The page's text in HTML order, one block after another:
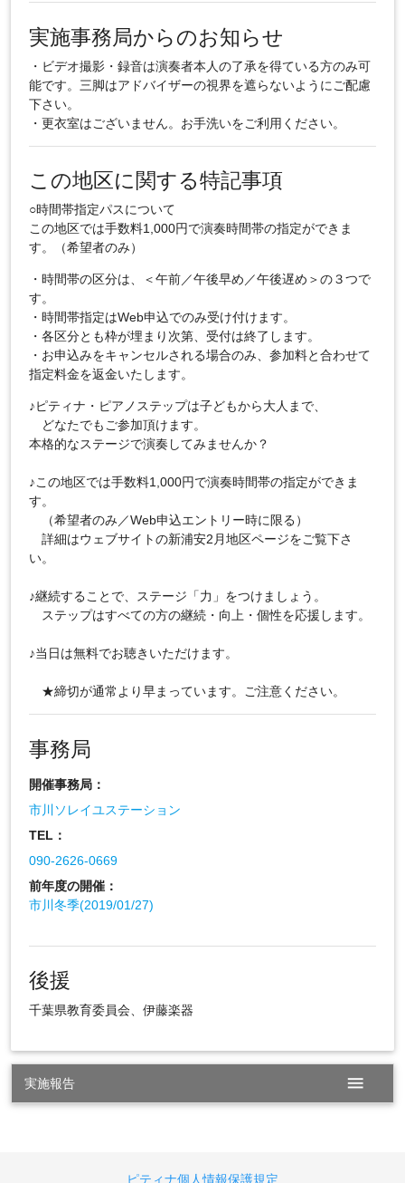
実施事務局からのお知らせ
・ビデオ撮影・録音は演奏者本人の了承を得ている方のみ可
能です。三脚はアドバイザーの視界を遮らないようにご配慮
下さい。
・更衣室はございません。お手洗いをご利用ください。
この地区に関する特記事項
○時間帯指定パスについて
この地区では手数料1,000円で演奏時間帯の指定ができま
す。（希望者のみ）
・時間帯の区分は、＜午前／午後早め／午後遅め＞の３つで
す。
・時間帯指定はWeb申込でのみ受け付けます。
・各区分とも枠が埋まり次第、受付は終了します。
・お申込みをキャンセルされる場合のみ、参加料と合わせて
指定料金を返金いたします。
♪ピティナ・ピアノステップは子どもから大人まで、
どなたでもご参加頂けます。
本格的なステージで演奏してみませんか？
♪この地区では手数料1,000円で演奏時間帯の指定ができま
す。
（希望者のみ／Web申込エントリー時に限る）
詳細はウェブサイトの新浦安2月地区ページをご覧下さ
い。
♪継続することで、ステージ「力」をつけましょう。
ステップはすべての方の継続・向上・個性を応援します。
♪当日は無料でお聴きいただけます。
★締切が通常より早まっています。ご注意ください。
事務局
開催事務局：
市川ソレイユステーション
TEL：
090-2626-0669
前年度の開催：
市川冬季(2019/01/27)
後援
千葉県教育委員会、伊藤楽器
実施報告 menu
ピティナ個人情報保護規定